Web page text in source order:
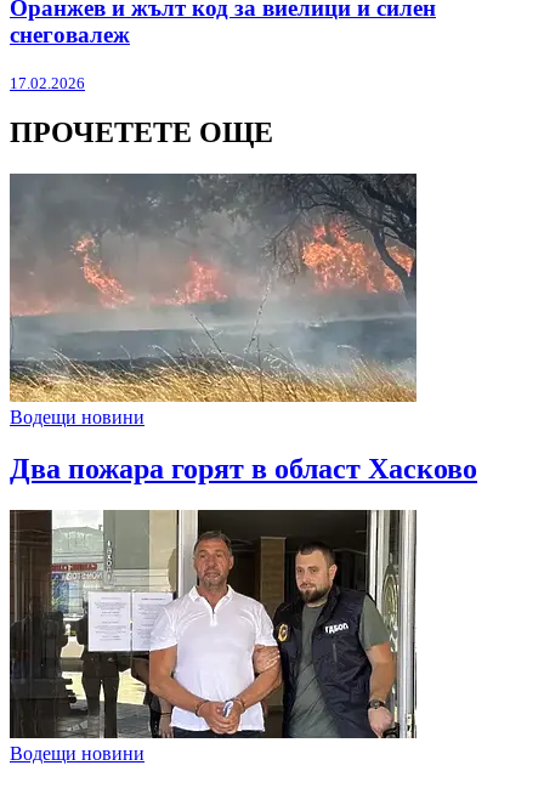
Оранжев и жълт код за виелици и силен
снеговалеж
17.02.2026
ПРОЧЕТЕТЕ ОЩЕ
Водещи новини
Два пожара горят в област Хасково
Водещи новини